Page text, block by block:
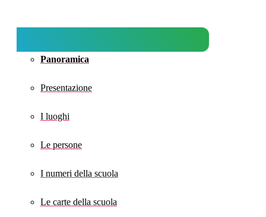
Panoramica
Presentazione
I luoghi
Le persone
I numeri della scuola
Le carte della scuola